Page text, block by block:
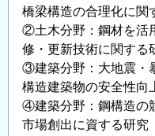
橋梁構造の合理化に関
②土木分野：鋼材を活
修・更新技術に関する
③建築分野：大地震・
構造建築物の安全性向
④建築分野：鋼構造の
市場創出に資する研究